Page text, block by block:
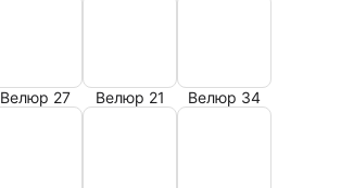
Велюр 27 Велюр 21 Велюр 34